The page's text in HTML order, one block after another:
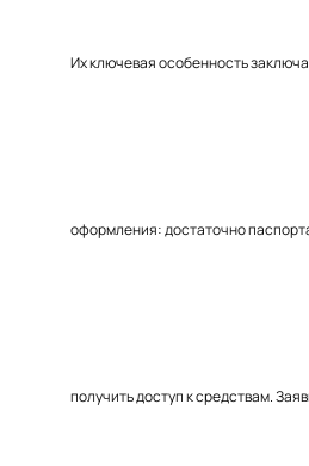
Их ключевая особенность
оформления: достаточно
получить доступ к средствам.